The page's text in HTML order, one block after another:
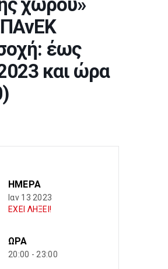
έως
και ώρα
ΗΜΈΡΑ
Ιαν 13 2023
ΕΧΕΙ ΛΗΞΕΙ!
ΏΡΑ
20:00 - 23:00